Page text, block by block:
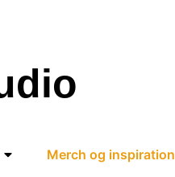
Merch og inspiration